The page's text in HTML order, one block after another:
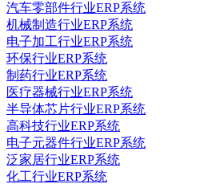
汽车零部件行业ERP系统
机械制造行业ERP系统
电子加工行业ERP系统
环保行业ERP系统
制药行业ERP系统
医疗器械行业ERP系统
半导体芯片行业ERP系统
高科技行业ERP系统
电子元器件行业ERP系统
泛家居行业ERP系统
化工行业ERP系统